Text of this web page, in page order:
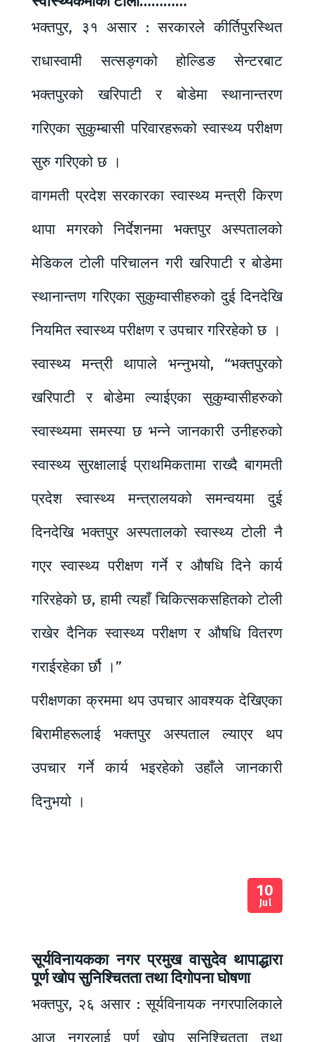
भक्तपुर, ३१ असार : सरकारले कीर्तिपुरस्थित
राधास्वामी सत्सङ्गको होल्डिङ सेन्टरबाट
भक्तपुरको खरिपाटी र बोडेमा स्थानान्तरण
गरिएका सुकुम्बासी परिवारहरूको स्वास्थ्य परीक्षण
सुरु गरिएको छ ।
वागमती प्रदेश सरकारका स्वास्थ्य मन्त्री किरण
थापा मगरको निर्देशनमा भक्तपुर अस्पतालको
मेडिकल टोली परिचालन गरी खरिपाटी र बोडेमा
स्थानान्तण गरिएका सुकुम्वासीहरुको दुई दिनदेखि
नियमित स्वास्थ्य परीक्षण र उपचार गरिरहेको छ ।
स्वास्थ्य मन्त्री थापाले भन्नुभयो, “भक्तपुरको
खरिपाटी र बोडेमा ल्याईएका सुकुम्वासीहरुको
स्वास्थ्यमा समस्या छ भन्ने जानकारी उनीहरुको
स्वास्थ्य सुरक्षालाई प्राथमिकतामा राख्दै बागमती
प्रदेश स्वास्थ्य मन्त्रालयको समन्वयमा दुई
दिनदेखि भक्तपुर अस्पतालको स्वास्थ्य टोली नै
गएर स्वास्थ्य परीक्षण गर्ने र औषधि दिने कार्य
गरिरहेको छ, हामी त्यहाँ चिकित्सकसहितको टोली
राखेर दैनिक स्वास्थ्य परीक्षण र औषधि वितरण
गराईरहेका र्छौ ।”
परीक्षणका क्रममा थप उपचार आवश्यक देखिएका
बिरामीहरूलाई भक्तपुर अस्पताल ल्याएर थप
उपचार गर्ने कार्य भइरहेको उहाँले जानकारी
दिनुभयो ।
10
Jul
सूर्यविनायकका नगर प्रमुख वासुदेव थापाद्धारा
पूर्ण खोप सुनिश्चितता तथा दिगोपना घोषणा
भक्तपुर, २६ असार : सूर्यविनायक नगरपालिकाले
आज नगरलाई पूर्ण खोप सुनिश्चितता तथा